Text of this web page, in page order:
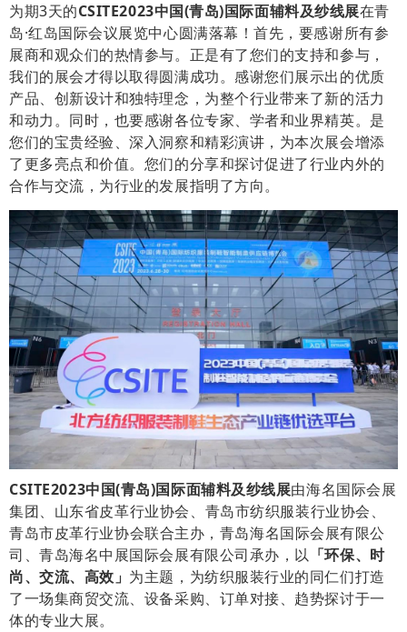
为期3天的CSITE2023中国(青岛)国际面辅料及纱线展在青
岛·红岛国际会议展览中心圆满落幕！首先，要感谢所有参
展商和观众们的热情参与。正是有了您们的支持和参与，
我们的展会才得以取得圆满成功。感谢您们展示出的优质
产品、创新设计和独特理念，为整个行业带来了新的活力
和动力。 同时，也要感谢各位专家、学者和业界精英。是
您们的宝贵经验、深入洞察和精彩演讲，为本次展会增添
了更多亮点和价值。您们的分享和探讨促进了行业内外的
合作与交流，为行业的发展指明了方向。
CSITE2023中国(青岛)国际面辅料及纱线展由海名国际会展
集团、山东省皮革行业协会、青岛市纺织服装行业协会、
青岛市皮革行业协会联合主办，青岛海名国际会展有限公
司、青岛海名中展国际会展有限公司承办，以 「环保、时
尚、交流、高效」 为主题，为纺织服装行业的同仁们打造
了一场集商贸交流、设备采购、订单对接、趋势探讨于一
体的专业大展。